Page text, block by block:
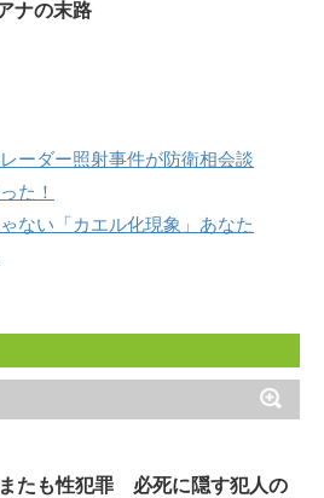
ナの末路
ーダー照射事件が防衛相会談
た！
ない「カエル化現象」あなた
たも性犯罪 必死に隠す犯人の